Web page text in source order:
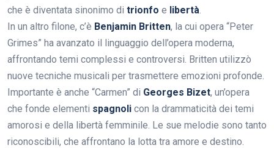
che è diventata sinonimo di trionfo e libertà.
In un altro filone, c’è Benjamin Britten, la cui opera “Peter
Grimes” ha avanzato il linguaggio dell’opera moderna,
affrontando temi complessi e controversi. Britten utilizzò
nuove tecniche musicali per trasmettere emozioni profonde.
Importante è anche “Carmen” di Georges Bizet, un’opera
che fonde elementi spagnoli con la drammaticità dei temi
amorosi e della libertà femminile. Le sue melodie sono tanto
riconoscibili, che affrontano la lotta tra amore e destino.